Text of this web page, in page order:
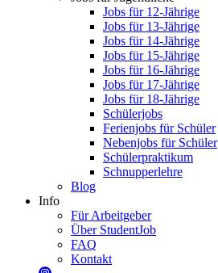
Jobs für 12-Jährige
Jobs für 13-Jährige
Jobs für 14-Jährige
Jobs für 15-Jährige
Jobs für 16-Jährige
Jobs für 17-Jährige
Jobs für 18-Jährige
Schülerjobs
Ferienjobs für Schüler
Nebenjobs für Schüler
Schülerpraktikum
Schnupperlehre
Blog
Info
Für Arbeitgeber
Über StudentJob
FAQ
Kontakt